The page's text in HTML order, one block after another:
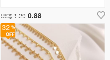
32
US$ 1.29 0.88